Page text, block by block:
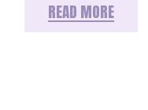
READ MORE